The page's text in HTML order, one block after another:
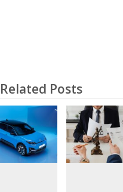
Related Posts